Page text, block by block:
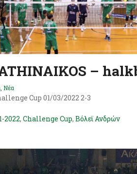
–
Νέα
Cup 01/03/2022 2-3
2022, Challenge Cup, Βόλεϊ Ανδρών